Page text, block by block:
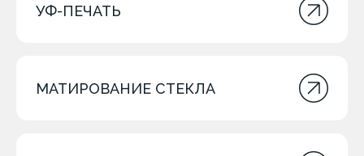
УФ-ПЕЧАТЬ
МАТИРОВАНИЕ СТЕКЛА